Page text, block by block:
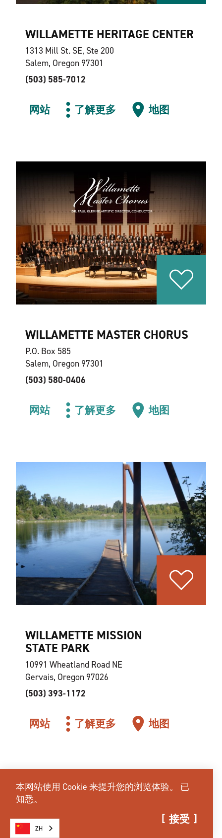
WILLAMETTE HERITAGE CENTER
1313 Mill St. SE, Ste 200
Salem, Oregon 97301
(503) 585-7012
网站 了解更多 地图
WILLAMETTE MASTER CHORUS
P.O. Box 585
Salem, Oregon 97301
(503) 580-0406
网站 了解更多 地图
WILLAMETTE MISSION
STATE PARK
10991 Wheatland Road NE
Gervais, Oregon 97026
(503) 393-1172
网站 了解更多 地图
本网站使用 Cookie 来提升您的浏览体验。 已
知悉。
接受
ZH